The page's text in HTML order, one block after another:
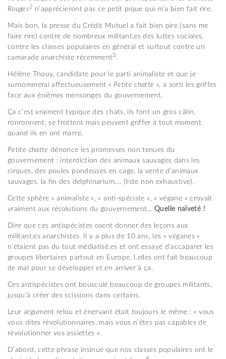
Rouges2 n’apprécieront pas ce petit pique qui m’a bien fait rire.
Mais bon, la presse du Crédit Mutuel a fait bien pire (sans me
faire rire) contre de nombreux militant.es des luttes sociales,
contre les classes populaires en général et surtout contre un
camarade anarchiste récemment3.
Hélène Thouy, candidate pour le parti animaliste et que je
surnommerai affectueusement« Petite chatte », a sorti les griffes
face aux énièmes mensonges du gouvernement.
Ça c’est vraiment typique des chats, ils font un gros câlin,
ronronnent, se frottent mais peuvent griffer à tout moment
quand ils en ont marre.
Petite chatte dénonce les promesses non tenues du
gouvernement : interdiction des animaux sauvages dans les
cirques, des poules pondeuses en cage, la vente d’animaux
sauvages, la fin des delphinarium,... (liste non exhaustive).
Cette sphère « animaliste », « anti-spéciste », « végane » croyait
vraiment aux résolutions du gouvernement…Quel le naïveté !
Dire que ces antispécistes osent donner des leçons aux
militant.es anarchistes. Il y a plus de 10 ans, les « véganes »
n’étaient pas du tout médiatisé.es et ont essayé d’accaparer les
groupes libertaires partout en Europe. I.elles ont fait beaucoup
de mal pour se développer et en arriver à ça.
Ces antispécistes ont bousculé beaucoup de groupes militants,
jusqu’à créer des scissions dans certains.
Leur argument relou et énervant était toujours le même : « vous
vous dites révolutionnaires, mais vous n’êtes pas capables de
révolutionner vos assiettes ».
D’abord, cette phrase insinue que nos classes populaires ont le